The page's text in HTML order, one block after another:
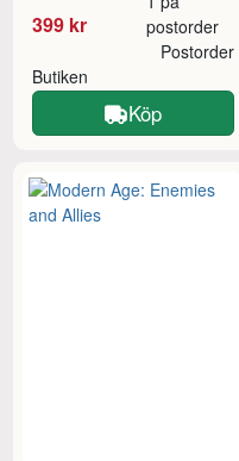
399 kr
postorder
Butiken
Postorder
Köp